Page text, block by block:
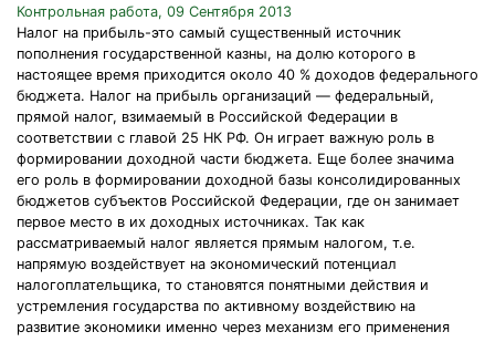
Контрольная работа, 09 Сентября 2013
Налог на прибыль-это самый существенный источник
пополнения государственной казны, на долю которого в
настоящее время приходится около 40 % доходов федерального
бюджета. Налог на прибыль организаций — федеральный,
прямой налог, взимаемый в Российской Федерации в
соответствии с главой 25 НК РФ. Он играет важную роль в
формировании доходной части бюджета. Еще более значима
его роль в формировании доходной базы консолидированных
бюджетов субъектов Российской Федерации, где он занимает
первое место в их доходных источниках. Так как
рассматриваемый налог является прямым налогом, т.е.
напрямую воздействует на экономический потенциал
налогоплательщика, то становятся понятными действия и
устремления государства по активному воздействию на
развитие экономики именно через механизм его применения